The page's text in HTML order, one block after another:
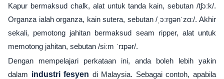
Kapur bermaksud chalk, alat untuk tanda kain, sebutan /tʃɔːk/.
Organza ialah organza, kain sutera, sebutan /ˌɔːrɡənˈzɑː/. Akhir
sekali, pemotong jahitan bermaksud seam ripper, alat untuk
memotong jahitan, sebutan /siːm ˈrɪpər/.
Dengan mempelajari perkataan ini, anda boleh lebih yakin
dalam industri fesyen di Malaysia. Sebagai contoh, apabila